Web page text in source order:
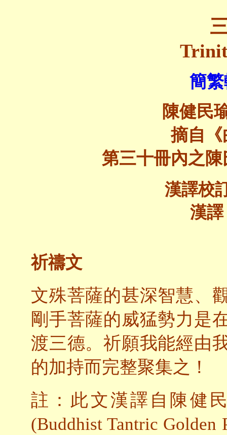
簡
陳健民
摘自《
第三十冊內之
漢譯校
漢
祈禱文
文殊菩薩的甚深智慧、
剛手菩薩的威猛勢力是
渡三德。祈願我能經由
的加持而完整聚集之！
註：此文漢譯自陳健
(Buddhist Tantric